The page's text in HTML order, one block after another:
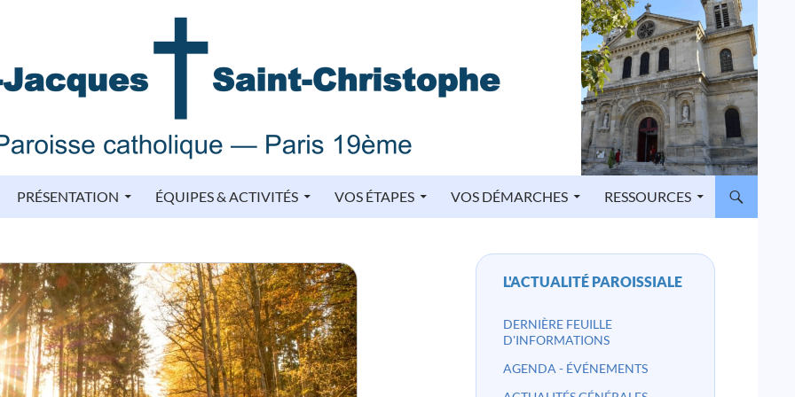
PRÉSENTATION ÉQUIPES & ACTIVITÉS VOS ÉTAPES VOS DÉMARCHES RESSOURCES
L'ACTUALITÉ PAROISSIALE
DERNIÈRE FEUILLE
D'INFORMATIONS
AGENDA - ÉVÉNEMENTS